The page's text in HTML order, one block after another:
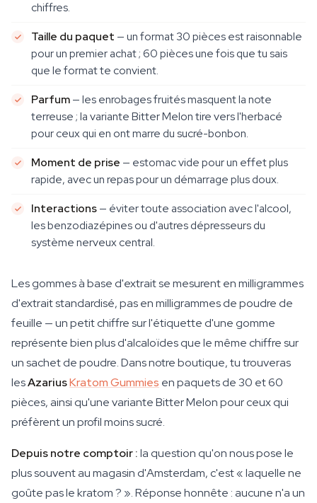
chiffres.
Taille du paquet — un format 30 pièces est raisonnable
pour un premier achat ; 60 pièces une fois que tu sais
que le format te convient.
Parfum— les enrobages fruités masquent la note
terreuse ; la variante Bitter Melon tire vers l'herbacé
pour ceux qui en ont marre du sucré-bonbon.
Moment de prise — estomac vide pour un effet plus
rapide, avec un repas pour un démarrage plus doux.
Interactions— éviter toute association avec l'alcool,
les benzodiazépines ou d'autres dépresseurs du
système nerveux central.
Les gommes à base d'extrait se mesurent en milligrammes
d'extrait standardisé, pas en milligrammes de poudre de
feuille — un petit chiffre sur l'étiquette d'une gomme
représente bien plus d'alcaloïdes que le même chiffre sur
un sachet de poudre. Dans notre boutique, tu trouveras
lesAzariusKratom Gummies en paquets de 30 et 60
pièces, ainsi qu'une variante Bitter Melon pour ceux qui
préfèrent un profil moins sucré.
Depuis notre comptoir :la question qu'on nous pose le
plus souvent au magasin d'Amsterdam, c'est « laquelle ne
goûte pas le kratom ? ». Réponse honnête : aucune n'a un